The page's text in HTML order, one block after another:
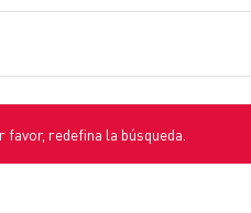
redefina la búsqueda.